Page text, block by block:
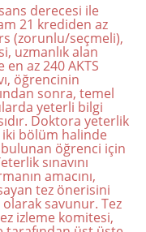
derecesi ile
21 krediden az
(zorunlu/seçmeli),
uzmanlık alan
en az 240 AKTS
öğrencinin
sonra, temel
yeterli bilgi
Doktora yeterlik
iki bölüm halinde
bulunan öğrenci için
sınavını
amacını,
tez önerisini
savunur. Tez
izleme komitesi,